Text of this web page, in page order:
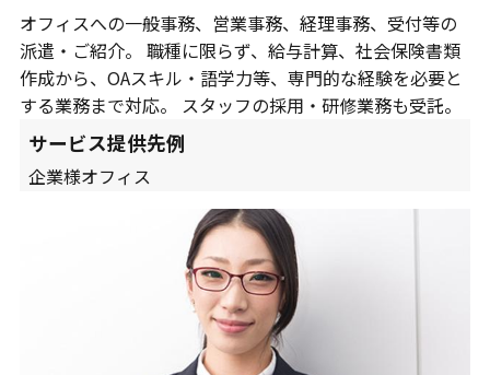
オフィスへの一般事務、営業事務、経理事務、受付等の
派遣・ご紹介。 職種に限らず、給与計算、社会保険書類
作成から、OAスキル・語学力等、専門的な経験を必要と
する業務まで対応。 スタッフの採用・研修業務も受託。
サービス提供先例
企業様オフィス